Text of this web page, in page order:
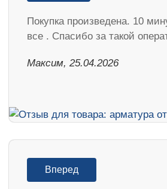
Покупка произведена. 10
все . Спасибо за такой
Максим, 25.04.2026
Вперед